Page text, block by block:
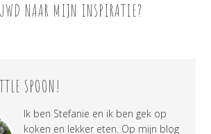
NAAR MIJN INSPIRATIE?
SPOON!
Ik ben Stefanie en ik ben gek op
koken en lekker eten. Op mijn blog